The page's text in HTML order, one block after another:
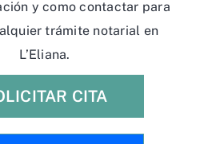
y como contactar para
trámite notarial en
L’Eliana.
CITA